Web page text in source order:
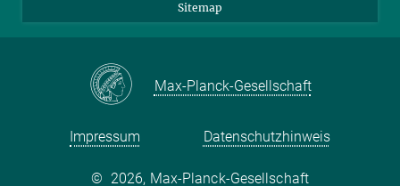
Sitemap
Max-Planck-Gesellschaft
Impressum Datenschutzhinweis
© 2026, Max-Planck-Gesellschaft